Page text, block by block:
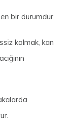
bir durumdur.
kalmak, kan